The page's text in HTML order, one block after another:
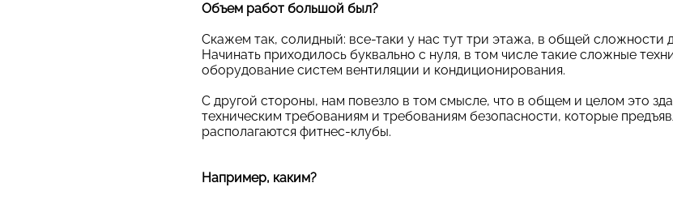
Объем работ большой был?
Скажем так, солидный: все-таки у нас тут три этажа, в общей сложности
Начинать приходилось буквально с нуля, в том числе такие сложные
оборудование систем вентиляции и кондиционирования.
С другой стороны, нам повезло в том смысле, что в общем и целом это
техническим требованиям и требованиям безопасности, которые
располагаются фитнес-клубы.
Например, каким?